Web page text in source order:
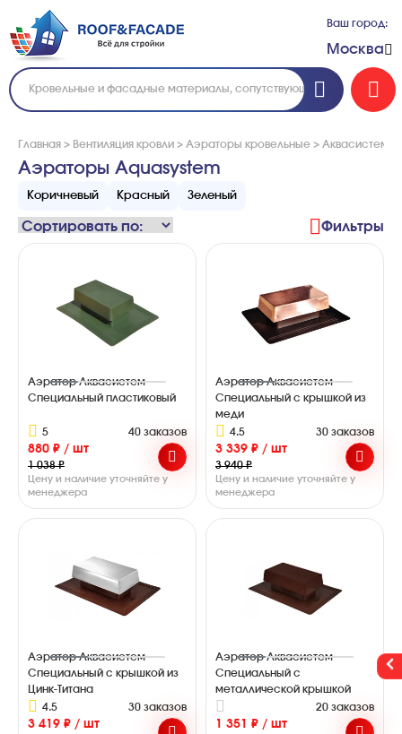
Ваш город:
Москва
Главная > Вентиляция кровли > Аэраторы кровельные > Аквасистем
Аэраторы Aquasystem
Коричневый Красный Зеленый
Фильтры
Аэратор Аквасистем
Специальный пластиковый
5 40 заказов
880 ₽ / шт
1 038 ₽
Цену и наличие уточняйте у
менеджера
Аэратор Аквасистем
Специальный с крышкой из
меди
4.5
30 заказов
3 339 ₽ / шт
3 940 ₽
Цену и наличие уточняйте у
менеджера
Аэратор Аквасистем
Специальный с крышкой из
Цинк-Титана
4.5
30 заказов
3 419 ₽ / шт
Аэратор Аквасистем
Специальный с
металлической крышкой
20 заказов
1 351 ₽ / шт